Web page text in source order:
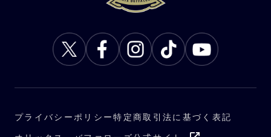
プライバシーポリシー特定商取引法に基づく表記